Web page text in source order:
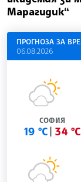
Марагидик“
ПРОГНОЗА ЗА
06.08.2026
СОФИЯ
19 °C 34 °C